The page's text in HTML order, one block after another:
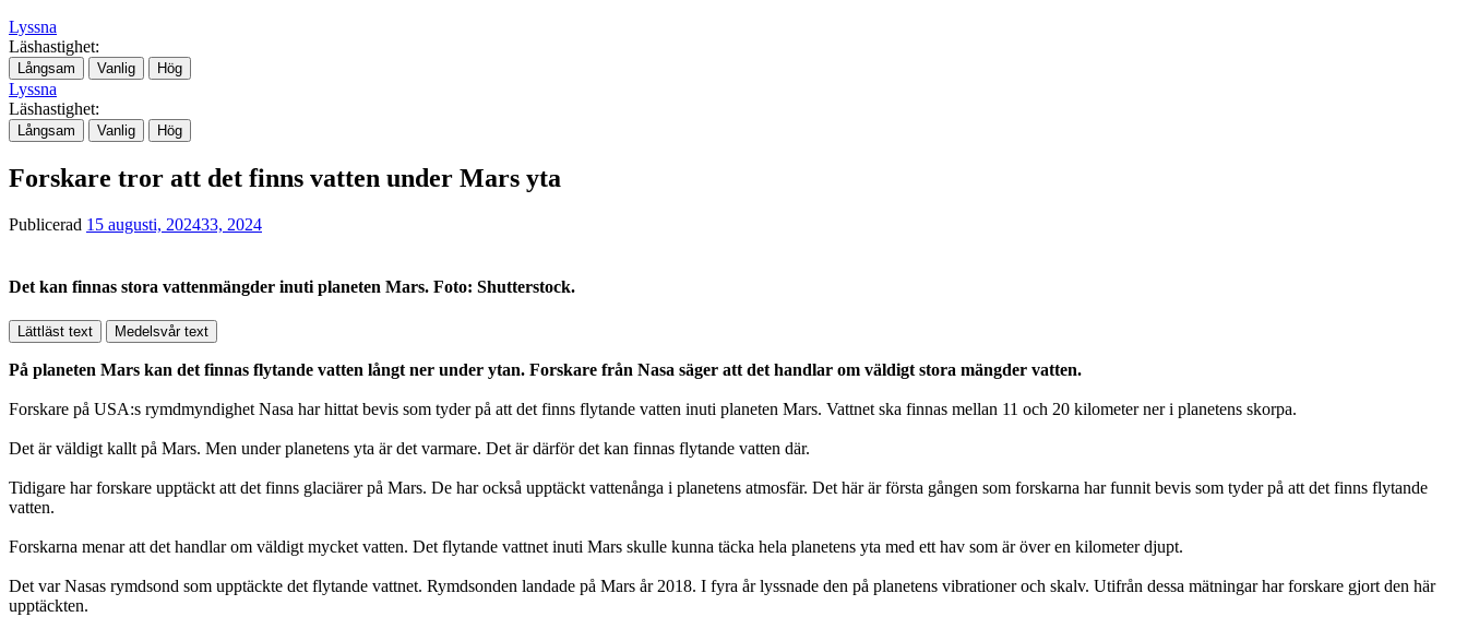
Lyssna
Läshastighet:
Långsam Vanlig Hög
Lyssna
Läshastighet:
Långsam Vanlig Hög
Forskare tror att det finns vatten under Mars yta
Publicerad 15 augusti, 202433, 2024
Det kan finnas stora vattenmängder inuti planeten Mars. Foto: Shutterstock.
Lättläst text Medelsvår text
På planeten Mars kan det finnas flytande vatten långt ner under ytan. Forskare från Nasa säger att det handlar om väldigt stora mängder vatten.
Forskare på USA:s rymdmyndighet Nasa har hittat bevis som tyder på att det finns flytande vatten inuti planeten Mars. Vattnet ska finnas mellan 11 och 20 kilometer ner i planetens skorpa.
Det är väldigt kallt på Mars. Men under planetens yta är det varmare. Det är därför det kan finnas flytande vatten där.
Tidigare har forskare upptäckt att det finns glaciärer på Mars. De har också upptäckt vattenånga i planetens atmosfär. Det här är första gången som forskarna har funnit bevis som tyder på att det finns flytande
vatten.
Forskarna menar att det handlar om väldigt mycket vatten. Det flytande vattnet inuti Mars skulle kunna täcka hela planetens yta med ett hav som är över en kilometer djupt.
Det var Nasas rymdsond som upptäckte det flytande vattnet. Rymdsonden landade på Mars år 2018. I fyra år lyssnade den på planetens vibrationer och skalv. Utifrån dessa mätningar har forskare gjort den här
upptäckten.